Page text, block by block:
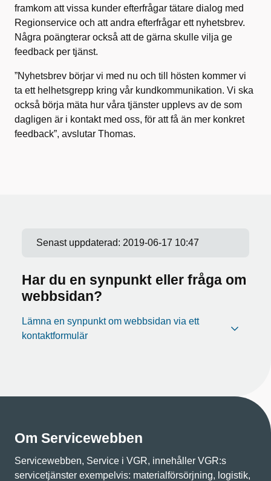
framkom att vissa kunder efterfrågar tätare dialog med
Regionservice och att andra efterfrågar ett nyhetsbrev.
Några poängterar också att de gärna skulle vilja ge
feedback per tjänst.
”Nyhetsbrev börjar vi med nu och till hösten kommer vi
ta ett helhetsgrepp kring vår kundkommunikation. Vi ska
också börja mäta hur våra tjänster upplevs av de som
dagligen är i kontakt med oss, för att få än mer konkret
feedback”, avslutar Thomas.
Senast uppdaterad: 2019-06-17 10:47
Har du en synpunkt eller fråga om
webbsidan?
Lämna en synpunkt om webbsidan via ett
kontaktformulär
Om Servicewebben
Servicewebben, Service i VGR, innehåller VGR:s
servicetjänster exempelvis: materialförsörjning, logistik,